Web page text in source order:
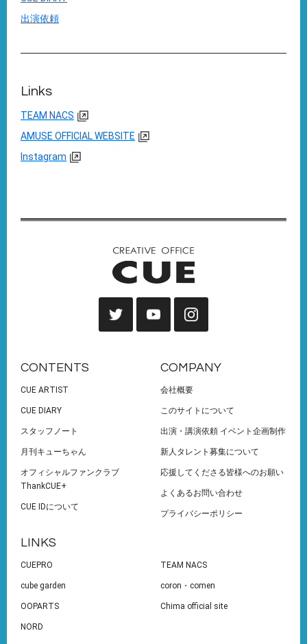
出演依頼
Links
TEAM NACS
AMUSE OFFICIAL WEBSITE
Instagram
CONTENTS
CUE ARTIST
CUE DIARY
スタッフノート
月刊キューちゃん
オフィシャルファンクラブ
ThankCUE+
CUE IDについて
COMPANY
会社概要
このサイトについて
出演・講演依頼 イベント企画制作
新人タレント募集について
応援してくださる皆様へのお願い
よくあるお問い合わせ
プライバシーポリシー
LINKS
CUEPRO TEAM NACS
cube garden coron・comen
OOPARTS Chima official site
NORD